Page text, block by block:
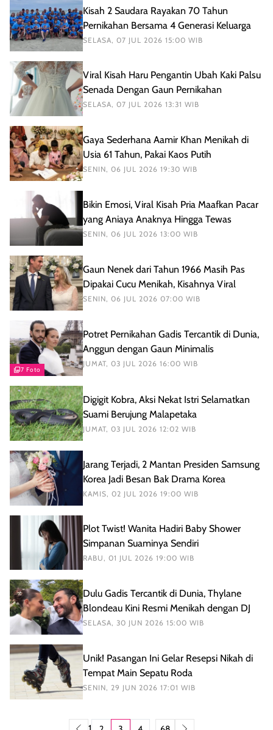
Kisah 2 Saudara Rayakan 70 Tahun
Pernikahan Bersama 4 Generasi Keluarga
SELASA, 07 JUL 2026 15:00 WIB
Viral Kisah Haru Pengantin Ubah Kaki Palsu
Senada Dengan Gaun Pernikahan
SELASA, 07 JUL 2026 13:31 WIB
Gaya Sederhana Aamir Khan Menikah di
Usia 61 Tahun, Pakai Kaos Putih
SENIN, 06 JUL 2026 19:30 WIB
Bikin Emosi, Viral Kisah Pria Maafkan Pacar
yang Aniaya Anaknya Hingga Tewas
SENIN, 06 JUL 2026 13:00 WIB
Gaun Nenek dari Tahun 1966 Masih Pas
Dipakai Cucu Menikah, Kisahnya Viral
SENIN, 06 JUL 2026 07:00 WIB
7 Foto
Potret Pernikahan Gadis Tercantik di Dunia,
Anggun dengan Gaun Minimalis
JUMAT, 03 JUL 2026 16:00 WIB
Digigit Kobra, Aksi Nekat Istri Selamatkan
Suami Berujung Malapetaka
JUMAT, 03 JUL 2026 12:02 WIB
Jarang Terjadi, 2 Mantan Presiden Samsung
Korea Jadi Besan Bak Drama Korea
KAMIS, 02 JUL 2026 19:00 WIB
Plot Twist! Wanita Hadiri Baby Shower
Simpanan Suaminya Sendiri
RABU, 01 JUL 2026 19:00 WIB
Dulu Gadis Tercantik di Dunia, Thylane
Blondeau Kini Resmi Menikah dengan DJ
SELASA, 30 JUN 2026 15:00 WIB
Unik! Pasangan Ini Gelar Resepsi Nikah di
Tempat Main Sepatu Roda
SENIN, 29 JUN 2026 17:01 WIB